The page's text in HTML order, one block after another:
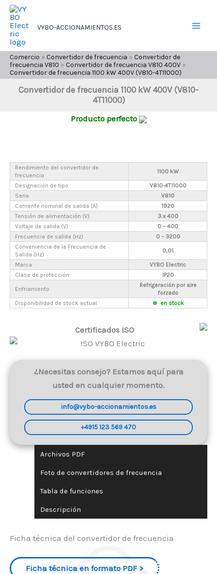
contenido
VYBO-ACCIONAMIENTOS.ES
Comercio » Convertidor de frecuencia » Convertidor de
frecuencia V810 » Convertidor de frecuencia V810 400V »
Convertidor de frecuencia 1100 kW 400V (V810-4T11000)
Convertidor de frecuencia 1100 kW 400V (V810-
4T11000)
Producto perfecto
Rendimiento del convertidor de
frecuencia
1100 kW
Designación de tipo
V810-4T11000
Serie
V810
Corriente nominal de salida (A)
1920
Tensión de alimentación (V)
3 x 400
Voltaje de salida (V)
0 – 400
Frecuencia de salida (Hz)
0 – 3200
Conveniencia de la Frecuencia de
Salida (Hz)
0,01
Marca
VYBO Electric
Clase de protección
IP20
Enfriamiento
Refrigeración por aire
forzado
Disponibilidad de stock actual
en stock
Certificados ISO
¿Necesitas consejo? Estamos aquí para
usted en cualquier momento.
info@vybo-accionamientos.es
+4915 123 569 470
Archivos PDF
Foto de convertidores de frecuencia
Tabla de funciones
Descripción
Ficha técnica del convertidor de frecuencia
Ficha técnica en formato PDF